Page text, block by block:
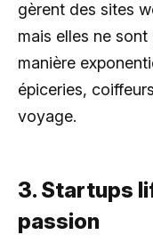
gèrent des sites
mais elles ne
manière
épiceries,
voyage.
3. Startups
passion